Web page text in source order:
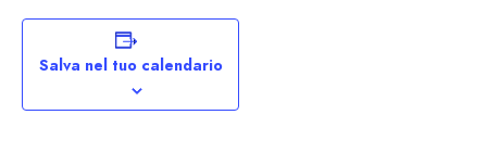
Salva nel tuo calendario